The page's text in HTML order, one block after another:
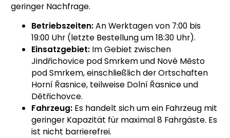
geringer Nachfrage.
Betriebszeiten:An Werktagen von 7:00 bis
19:00 Uhr (letzte Bestellung um 18:30 Uhr).
Einsatzgebiet: Im Gebiet zwischen
Jindřichovice pod Smrkem und Nové Město
pod Smrkem, einschließlich der Ortschaften
Horní Řasnice, teilweise Dolní Řasnice und
Dětřichovce.
Fahrzeug: Es handelt sich um ein Fahrzeug mit
geringer Kapazität für maximal 8 Fahrgäste. Es
ist nicht barrierefrei.